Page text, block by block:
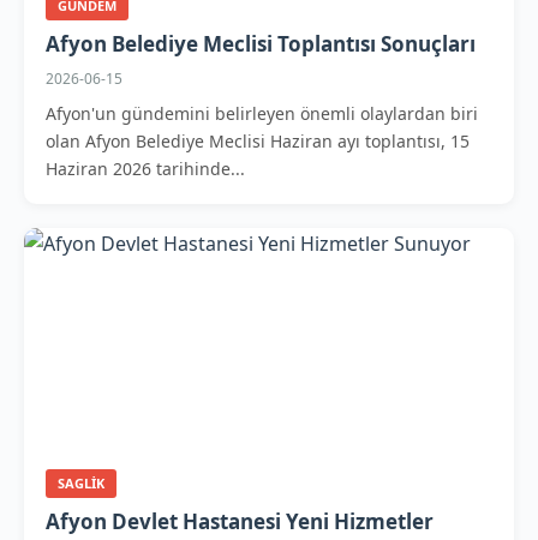
GUNDEM
Afyon Belediye Meclisi Toplantısı Sonuçları
2026-06-15
Afyon'un gündemini belirleyen önemli olaylardan biri
olan Afyon Belediye Meclisi Haziran ayı toplantısı, 15
Haziran 2026 tarihinde...
SAGLIK
Afyon Devlet Hastanesi Yeni Hizmetler